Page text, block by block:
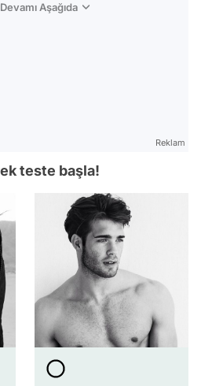
Aşağıda
Reklam
teste başla!